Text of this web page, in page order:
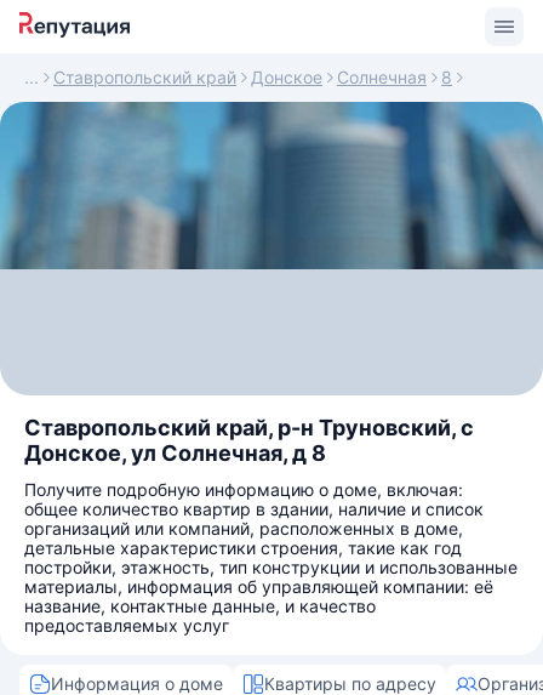
Ставропольский край Донское Солнечная 8
Ставропольский край, р-н Труновский, с
Донское, ул Солнечная, д 8
Получите подробную информацию о доме, включая:
общее количество квартир в здании, наличие и список
организаций или компаний, расположенных в доме,
детальные характеристики строения, такие как год
постройки, этажность, тип конструкции и использованные
материалы, информация об управляющей компании: её
название, контактные данные, и качество
предоставляемых услуг
Информация о доме Квартиры по адресу